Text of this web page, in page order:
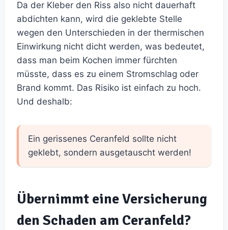
Da der Kleber den Riss also nicht dauerhaft
abdichten kann, wird die geklebte Stelle
wegen den Unterschieden in der thermischen
Einwirkung nicht dicht werden, was bedeutet,
dass man beim Kochen immer fürchten
müsste, dass es zu einem Stromschlag oder
Brand kommt. Das Risiko ist einfach zu hoch.
Und deshalb:
Ein gerissenes Ceranfeld sollte nicht
geklebt, sondern ausgetauscht werden!
Übernimmt eine Versicherung
den Schaden am Ceranfeld?